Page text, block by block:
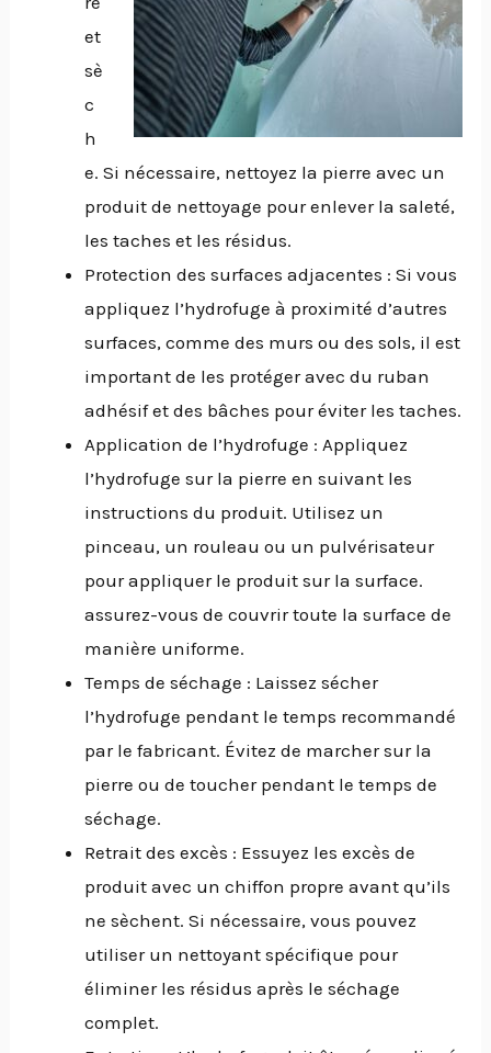
et
sè
c
h
e. Si nécessaire, nettoyez la pierre avec un
produit de nettoyage pour enlever la saleté,
les taches et les résidus.
Protection des surfaces adjacentes : Si vous
appliquez l’hydrofuge à proximité d’autres
surfaces, comme des murs ou des sols, il est
important de les protéger avec du ruban
adhésif et des bâches pour éviter les taches.
Application de l’hydrofuge : Appliquez
l’hydrofuge sur la pierre en suivant les
instructions du produit. Utilisez un
pinceau, un rouleau ou un pulvérisateur
pour appliquer le produit sur la surface.
assurez-vous de couvrir toute la surface de
manière uniforme.
Temps de séchage : Laissez sécher
l’hydrofuge pendant le temps recommandé
par le fabricant. Évitez de marcher sur la
pierre ou de toucher pendant le temps de
séchage.
Retrait des excès : Essuyez les excès de
produit avec un chiffon propre avant qu’ils
ne sèchent. Si nécessaire, vous pouvez
utiliser un nettoyant spécifique pour
éliminer les résidus après le séchage
complet.